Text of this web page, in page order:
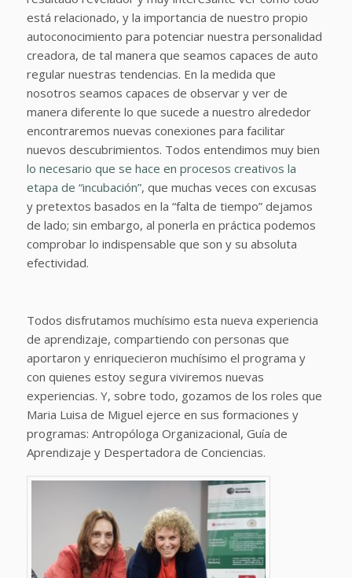
está relacionado, y la importancia de nuestro propio
autoconocimiento para potenciar nuestra personalidad
creadora, de tal manera que seamos capaces de auto
regular nuestras tendencias. En la medida que
nosotros seamos capaces de observar y ver de
manera diferente lo que sucede a nuestro alrededor
encontraremos nuevas conexiones para facilitar
nuevos descubrimientos. Todos entendimos muy bien
lo necesario que se hace en procesos creativos la
etapa de “incubación”, que muchas veces con excusas
y pretextos basados en la “falta de tiempo” dejamos
de lado; sin embargo, al ponerla en práctica podemos
comprobar lo indispensable que son y su absoluta
efectividad.
Todos disfrutamos muchísimo esta nueva experiencia
de aprendizaje, compartiendo con personas que
aportaron y enriquecieron muchísimo el programa y
con quienes estoy segura viviremos nuevas
experiencias. Y, sobre todo, gozamos de los roles que
Maria Luisa de Miguel ejerce en sus formaciones y
programas: Antropóloga Organizacional, Guía de
Aprendizaje y Despertadora de Conciencias.